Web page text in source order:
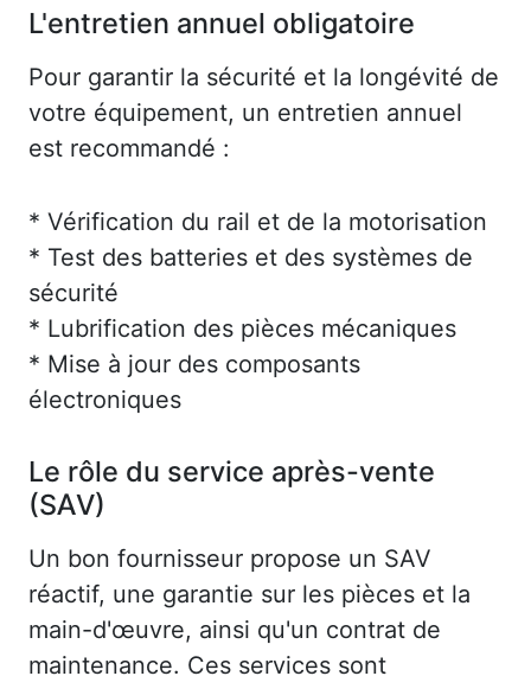
L'entretien annuel obligatoire
Pour garantir la sécurité et la longévité de
votre équipement, un entretien annuel
est recommandé :
* Vérification du rail et de la motorisation
* Test des batteries et des systèmes de
sécurité
* Lubrification des pièces mécaniques
* Mise à jour des composants
électroniques
Le rôle du service après-vente
(SAV)
Un bon fournisseur propose un SAV
réactif, une garantie sur les pièces et la
main-d'œuvre, ainsi qu'un contrat de
maintenance. Ces services sont